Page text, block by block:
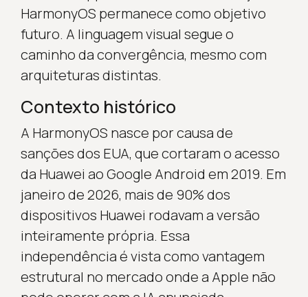
HarmonyOS permanece como objetivo
futuro. A linguagem visual segue o
caminho da convergência, mesmo com
arquiteturas distintas.
Contexto histórico
A HarmonyOS nasce por causa de
sanções dos EUA, que cortaram o acesso
da Huawei ao Google Android em 2019. Em
janeiro de 2026, mais de 90% dos
dispositivos Huawei rodavam a versão
inteiramente própria. Essa
independência é vista como vantagem
estrutural no mercado onde a Apple não